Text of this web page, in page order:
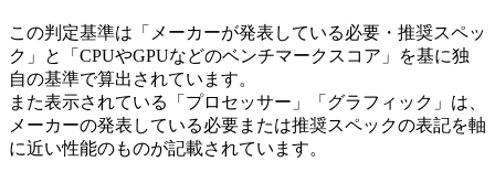
この判定基準は「メーカーが発表している必要・推奨スペッ
ク」と「CPUやGPUなどのベンチマークスコア」を基に独
自の基準で算出されています。
また表示されている「プロセッサー」「グラフィック」は、
メーカーの発表している必要または推奨スペックの表記を軸
に近い性能のものが記載されています。